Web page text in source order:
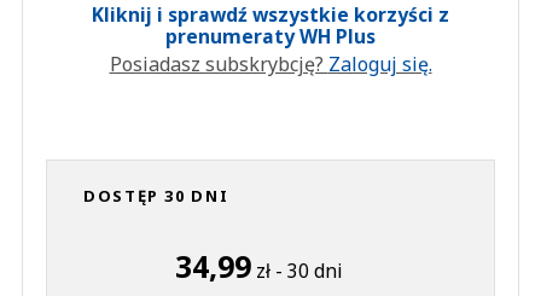
Kliknij i sprawdź wszystkie korzyści z
prenumeraty WH Plus
Posiadasz subskrybcję? Zaloguj się.
DOSTĘP 30 DNI
34,99 zł - 30 dni